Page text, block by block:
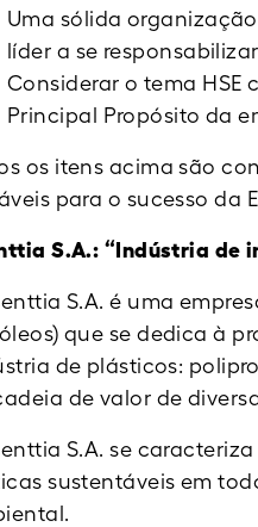
Uma sólida
líder a se
Considerar o tema
Principal Propósito da
os itens acima são
para o sucesso da
S.A.: “Indústria de
S.A. é uma
que se dedica à
de plásticos:
de valor de
S.A. se
sustentáveis em